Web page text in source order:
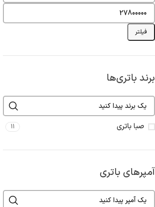
فیلتر
برند باتری‌ها
صبا باتری 11
آمپرهای باتری